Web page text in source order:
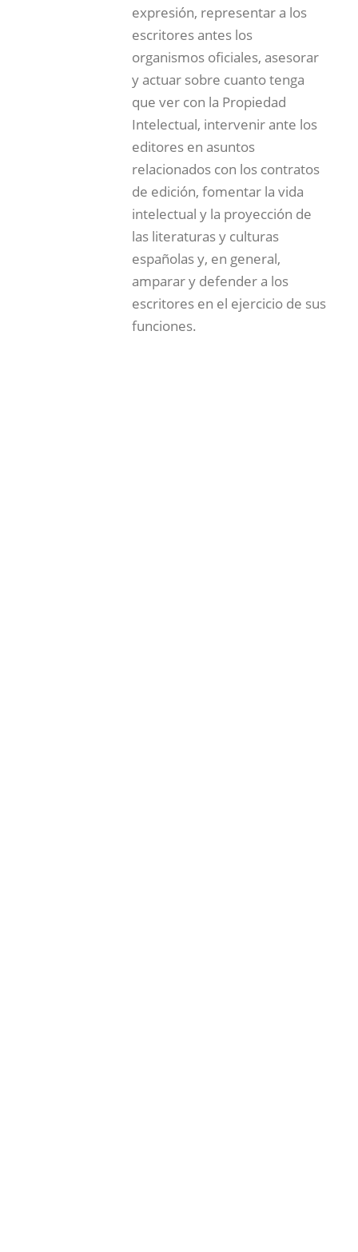
expresión, representar a los
escritores antes los
organismos oficiales, asesorar
y actuar sobre cuanto tenga
que ver con la Propiedad
Intelectual, intervenir ante los
editores en asuntos
relacionados con los contratos
de edición, fomentar la vida
intelectual y la proyección de
las literaturas y culturas
españolas y, en general,
amparar y defender a los
escritores en el ejercicio de sus
funciones.